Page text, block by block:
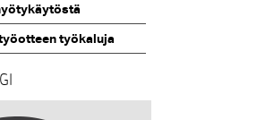
työkaluja